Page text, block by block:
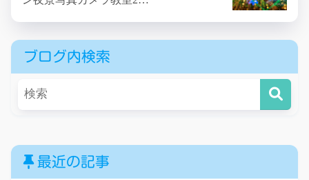
ブログ内検索
最近の記事